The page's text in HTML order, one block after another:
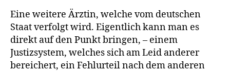
Dr.
wieder
Gefängnis
–
Eine weitere Ärztin, welche vom deutschen
Staat verfolgt wird. Eigentlich kann man es
direkt auf den Punkt bringen, – einem
Justizsystem, welches sich am Leid anderer
bereichert, ein Fehlurteil nach dem anderen